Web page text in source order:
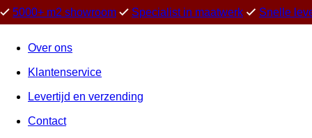
5000+ m2 showroom Specialist in maatwerk Snelle
Over ons
Klantenservice
Levertijd en verzending
Contact